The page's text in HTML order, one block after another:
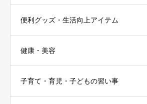
便利グッズ・生活向上アイテム
健康・美容
子育て・育児・子どもの習い事